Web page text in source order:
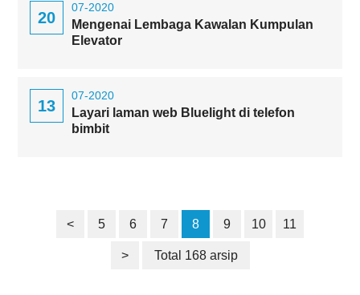
20
07-2020
Mengenai Lembaga Kawalan Kumpulan
Elevator
13
07-2020
Layari laman web Bluelight di telefon
bimbit
< 5 6 7 8 9 10 11
> Total 168 arsip